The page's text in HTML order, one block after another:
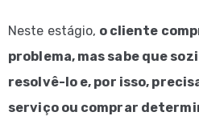
Neste estágio, o cliente
problema, mas sabe que
resolvê-lo e, por isso,
serviço ou comprar